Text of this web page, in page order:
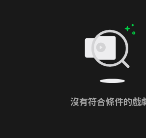
沒有符合條件的戲